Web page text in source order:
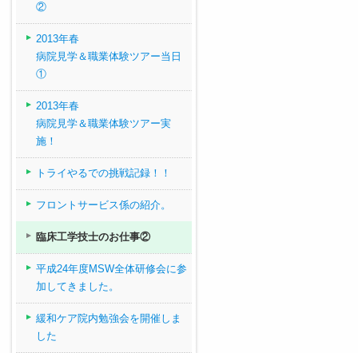
②
2013年春
病院見学＆職業体験ツアー当日
①
2013年春
病院見学＆職業体験ツアー実
施！
トライやるでの挑戦記録！！
フロントサービス係の紹介。
臨床工学技士のお仕事②
平成24年度MSW全体研修会に参
加してきました。
緩和ケア院内勉強会を開催しま
した